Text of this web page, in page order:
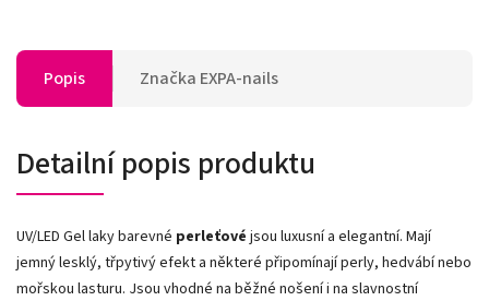
Popis Značka EXPA-nails
Detailní popis produktu
UV/LED Gel laky barevné perleťové jsou luxusní a elegantní. Mají
jemný lesklý, třpytivý efekt a některé připomínají perly, hedvábí nebo
mořskou lasturu. Jsou vhodné na běžné nošení i na slavnostní